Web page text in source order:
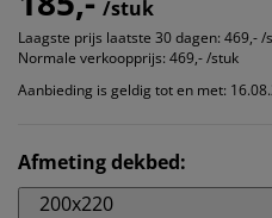
/stuk
Laagste prijs laatste 30 dagen: 469,- /
Normale verkoopprijs: 469,- /stuk
Aanbieding is geldig tot en met:
Afmeting dekbed:
200x220